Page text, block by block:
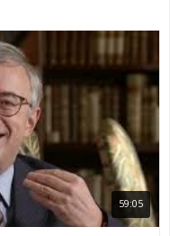
59:05